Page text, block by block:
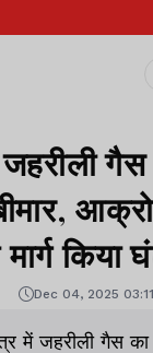
गैस
किया
Dec 04, 2025
में जहरीली गैस का